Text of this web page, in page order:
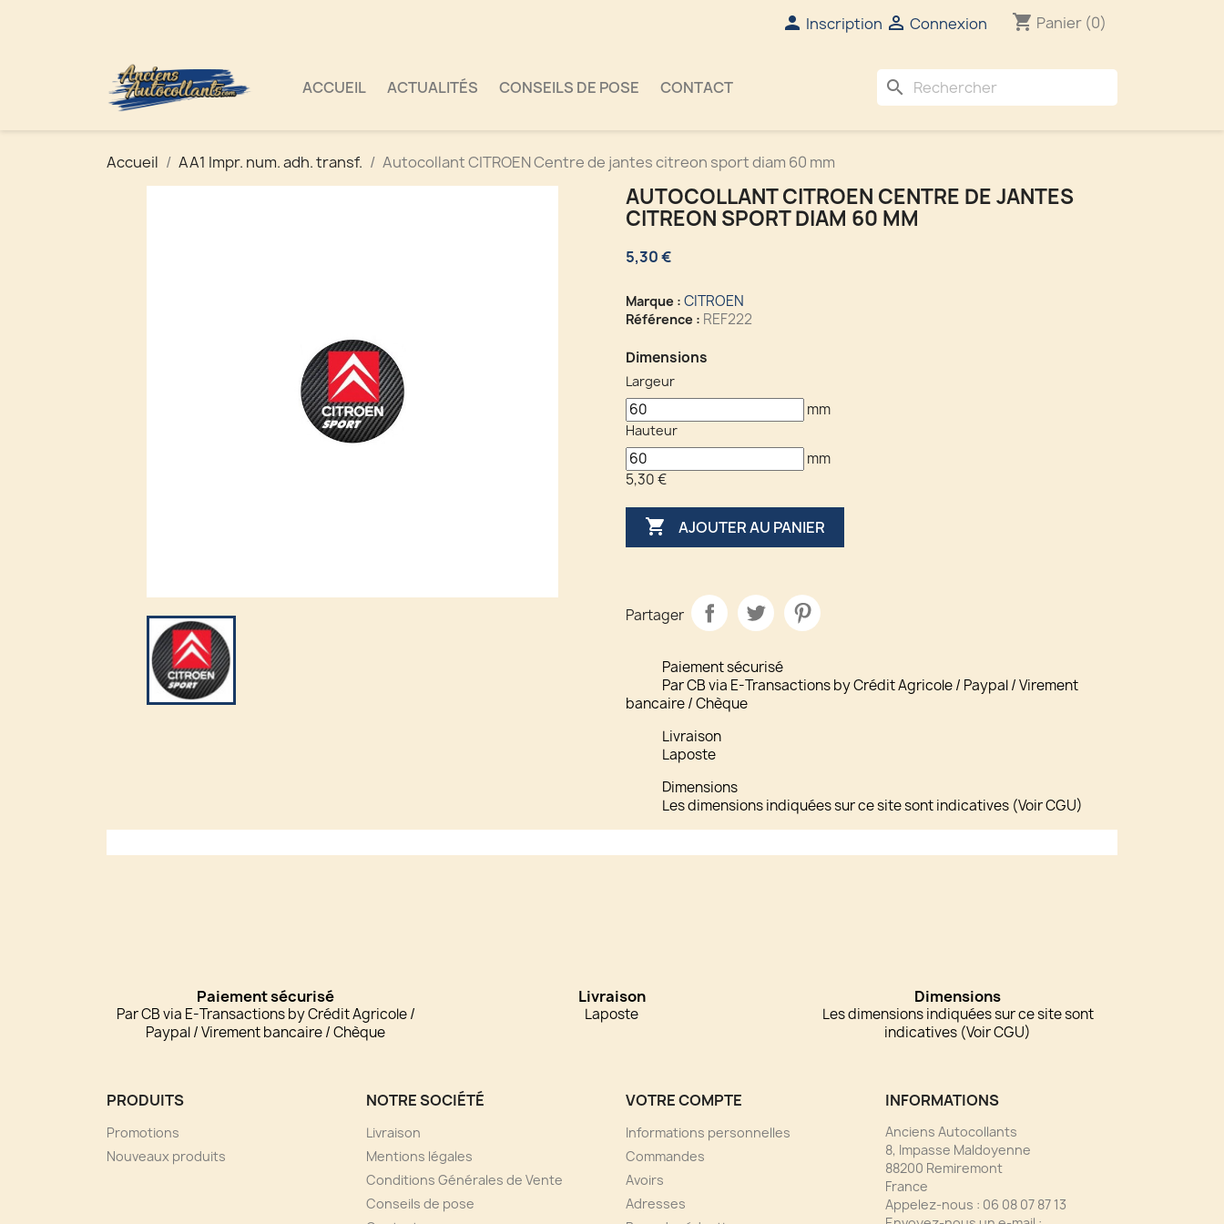
 Inscription  Connexion shopping_cart Panier (0)
ACCUEIL ACTUALITÉS CONSEILS DE POSE CONTACT search
Accueil AA1 Impr. num. adh. transf. Autocollant CITROEN Centre de jantes citreon sport diam 60 mm
AUTOCOLLANT CITROEN CENTRE DE JANTES
CITREON SPORT DIAM 60 MM
5,30 €
Marque : CITROEN
Référence : REF222
Dimensions
Largeur
mm
Hauteur
mm
5,30 €
 AJOUTER AU PANIER
Partager
Paiement sécurisé
Par CB via E-Transactions by Crédit Agricole / Paypal / Virement
bancaire / Chèque
Livraison
Laposte
Dimensions
Les dimensions indiquées sur ce site sont indicatives (Voir CGU)
Paiement sécurisé
Par CB via E-Transactions by Crédit Agricole /
Paypal / Virement bancaire / Chèque
Livraison
Laposte
Dimensions
Les dimensions indiquées sur ce site sont
indicatives (Voir CGU)
PRODUITS
Promotions
Nouveaux produits
NOTRE SOCIÉTÉ
Livraison
Mentions légales
Conditions Générales de Vente
Conseils de pose
VOTRE COMPTE
Informations personnelles
Commandes
Avoirs
Adresses
INFORMATIONS
Anciens Autocollants
8, Impasse Maldoyenne
88200 Remiremont
France
Appelez-nous : 06 08 07 87 13